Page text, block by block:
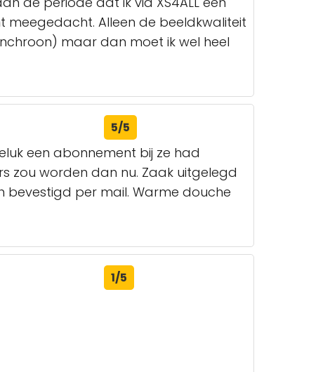
Alleen de beeldkwaliteit
maar dan moet ik wel heel
5/5
een abonnement bij ze had
zou worden dan nu. Zaak uitgelegd
per mail. Warme douche
1/5